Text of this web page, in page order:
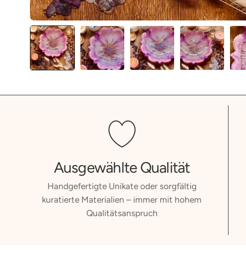
Ausgewählte Qualität
Handgefertigte Unikate oder sorgfältig
kuratierte Materialien – immer mit hohem
Qualitätsanspruch